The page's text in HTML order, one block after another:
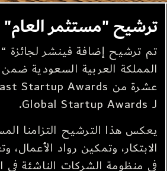
ترشيح "مستثمر العام"
تم ترشيح إضافة فينشر لجائزة
المملكة العربية السعودية
لـ Global Startup Awards.
يعكس هذا الترشيح التزامنا
الابتكار، وتمكين رواد الأعمال،
في منظومة الشركات الناشئة في